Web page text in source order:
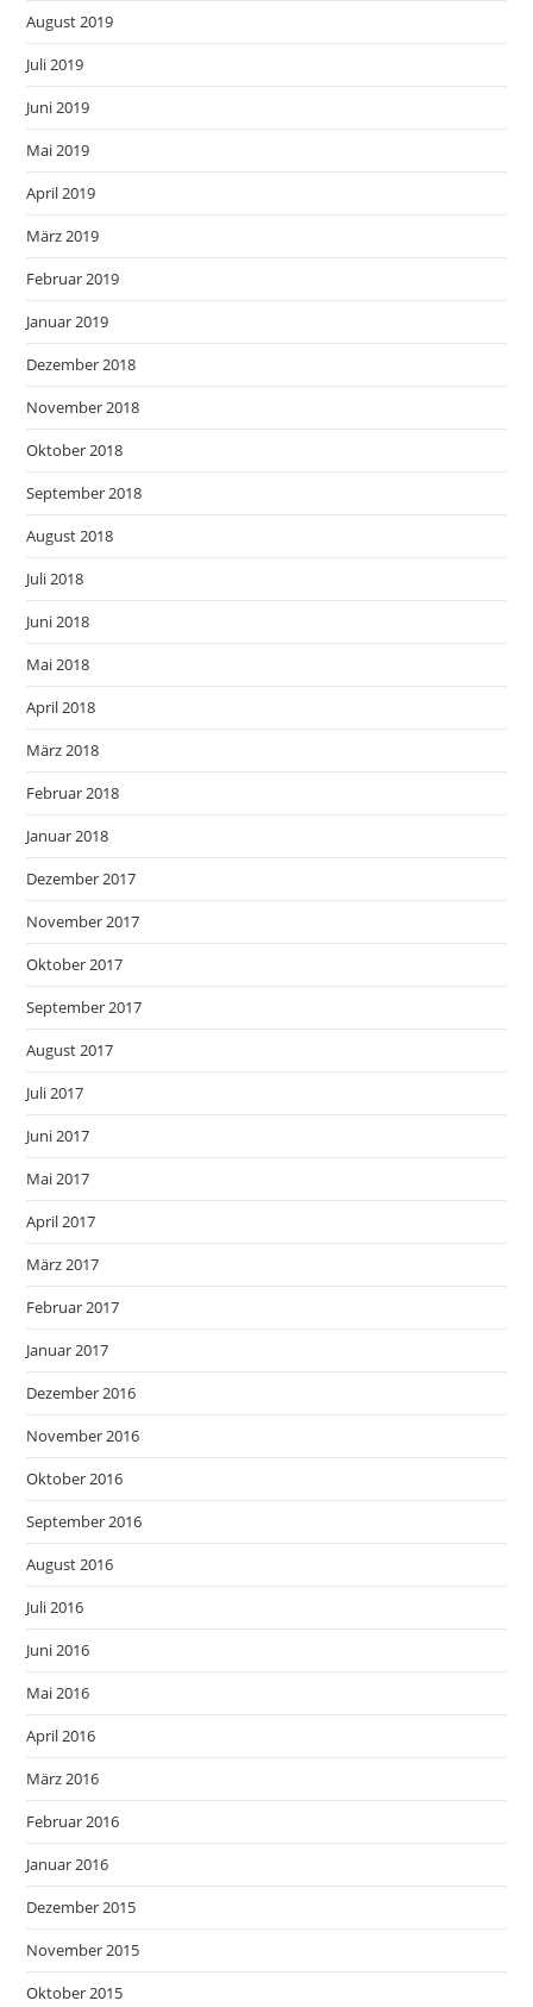
August 2019
Juli 2019
Juni 2019
Mai 2019
April 2019
März 2019
Februar 2019
Januar 2019
Dezember 2018
November 2018
Oktober 2018
September 2018
August 2018
Juli 2018
Juni 2018
Mai 2018
April 2018
März 2018
Februar 2018
Januar 2018
Dezember 2017
November 2017
Oktober 2017
September 2017
August 2017
Juli 2017
Juni 2017
Mai 2017
April 2017
März 2017
Februar 2017
Januar 2017
Dezember 2016
November 2016
Oktober 2016
September 2016
August 2016
Juli 2016
Juni 2016
Mai 2016
April 2016
März 2016
Februar 2016
Januar 2016
Dezember 2015
November 2015
Oktober 2015